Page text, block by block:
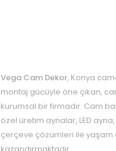
Vega Cam Dekor, Konya
montaj gücüyle öne çıkan,
kurumsal bir firmadır. Cam
özel üretim aynalar, LED
çerçeve çözümleri ile yaşam